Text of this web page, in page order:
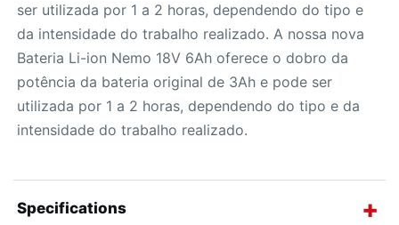
ser utilizada por 1 a 2 horas, dependendo do tipo e
da intensidade do trabalho realizado. A nossa nova
Bateria Li-ion Nemo 18V 6Ah oferece o dobro da
potência da bateria original de 3Ah e pode ser
utilizada por 1 a 2 horas, dependendo do tipo e da
intensidade do trabalho realizado.
Specifications